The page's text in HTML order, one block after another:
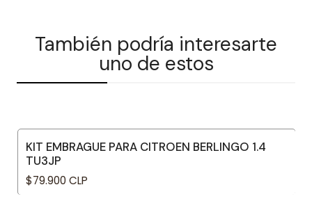
También podría interesarte
uno de estos
KIT EMBRAGUE PARA CITROEN BERLINGO 1.4
TU3JP
$79.900 CLP